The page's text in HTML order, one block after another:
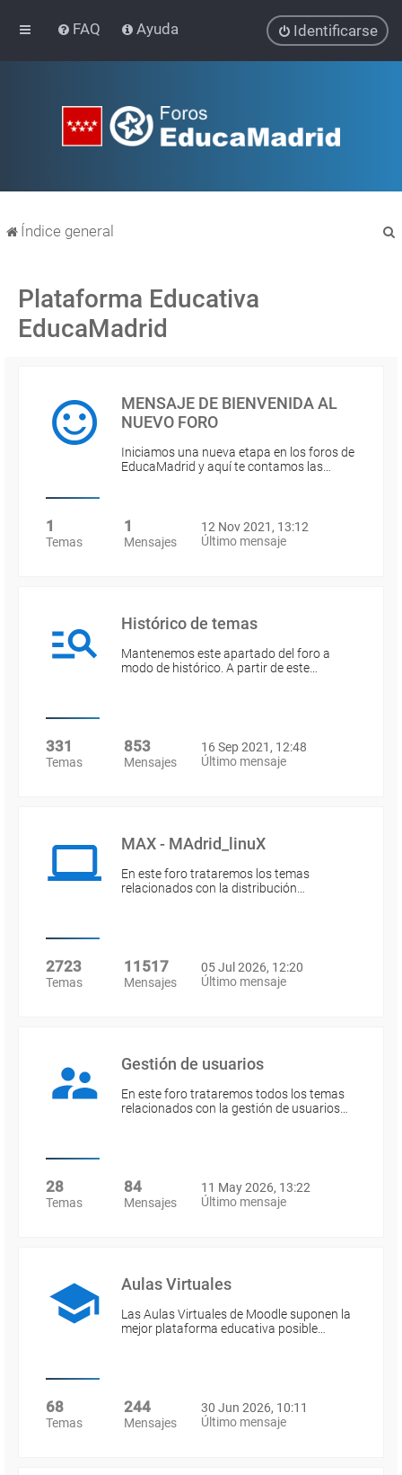
FAQ Ayuda Identificarse
Índice general
Plataforma Educativa
EducaMadrid
MENSAJE DE BIENVENIDA AL
NUEVO FORO
Iniciamos una nueva etapa en los foros de
EducaMadrid y aquí te contamos las…
1
Temas
1
Mensajes
12 Nov 2021, 13:12
Último mensaje
Histórico de temas
Mantenemos este apartado del foro a
modo de histórico. A partir de este…
331
Temas
853
Mensajes
16 Sep 2021, 12:48
Último mensaje
MAX - MAdrid_linuX
En este foro trataremos los temas
relacionados con la distribución…
2723
Temas
11517
Mensajes
05 Jul 2026, 12:20
Último mensaje
Gestión de usuarios
En este foro trataremos todos los temas
relacionados con la gestión de usuarios…
28
Temas
84
Mensajes
11 May 2026, 13:22
Último mensaje
Aulas Virtuales
Las Aulas Virtuales de Moodle suponen la
mejor plataforma educativa posible…
68
Temas
244
Mensajes
30 Jun 2026, 10:11
Último mensaje